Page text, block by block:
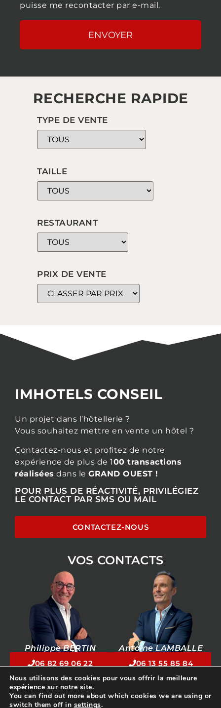
puisse me recontacter par e-mail.
ENVOYER
RECHERCHE RAPIDE
TYPE DE VENTE
TAILLE
RESTAURANT
PRIX DE VENTE
IMHOTELS CONSEIL
Un projet dans l’hôtellerie ?
Vous souhaitez mettre en vente un hôtel ?
Contactez-nous et profitez de notre
expérience de plus de 100 transactions
réalisées dans le GRAND OUEST !
POUR PLUS DE RÉACTIVITÉ, PRIVILÉGIEZ
LE CONTACT PAR SMS OU MAIL
CONTACTEZ-NOUS
VOS CONTACTS
Philippe BERTIN
06 82 69 06 22
Antoine LAMBALLE
06 13 55 85 84
© 2026 IMHOTELS CONSEIL – Tous droits réservés – Partenaire:
www.hotelannonces.com
Nous utilisons des cookies pour vous offrir la meilleure
expérience sur notre site.
You can find out more about which cookies we are using or
switch them off in settings.